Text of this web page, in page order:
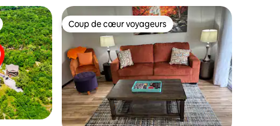
plus appréciés Coup de cœur voyageurs
Coup de cœur voyageurs